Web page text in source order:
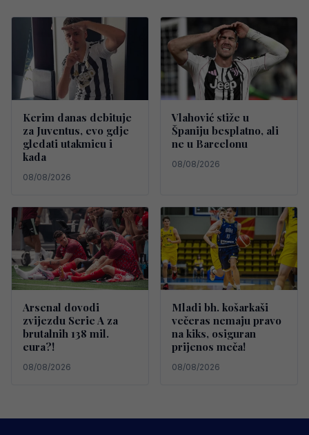
Kerim danas debituje
za Juventus, evo gdje
gledati utakmicu i
kada
08/08/2026
Vlahović stiže u
Španiju besplatno, ali
ne u Barcelonu
08/08/2026
Arsenal dovodi
zvijezdu Serie A za
brutalnih 138 mil.
eura?!
08/08/2026
Mladi bh. košarkaši
večeras nemaju pravo
na kiks, osiguran
prijenos meča!
08/08/2026